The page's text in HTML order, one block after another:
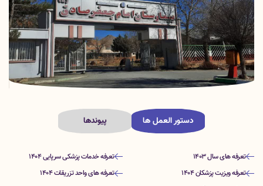
دستور العمل ها پیوندها
تعرفه های سال 1403
تعرفه خدمات پزشکی سرپایی 1404
تعرفه ویزیت پزشکان 1404
تعرفه های واحد تزریقات 1404